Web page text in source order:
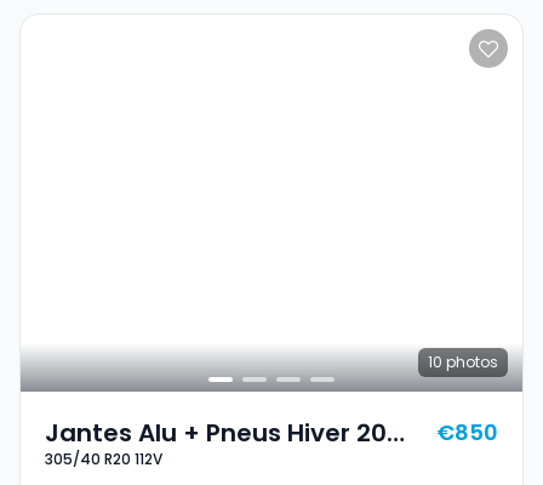
10 photos
Jantes Alu + Pneus Hiver 20
305/40 R20 112V
305/40 R20 112V
€850